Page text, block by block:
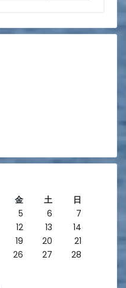
金 土
日
5 6
7
12 13
14
19 20
21
26 27
28